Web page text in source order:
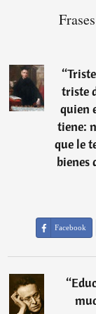
“
triste
quien
tiene:
que le
bienes
Facebook
“